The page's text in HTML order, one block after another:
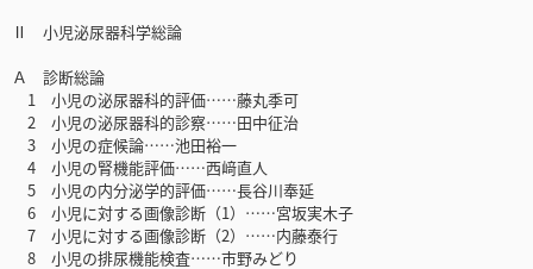
Ⅱ 小児泌尿器科学総論
Ａ 診断総論
1 小児の泌尿器科的評価……藤丸季可
2 小児の泌尿器科的診察……田中征治
3 小児の症候論……池田裕一
4 小児の腎機能評価……西﨑直人
5 小児の内分泌学的評価……長谷川奉延
6 小児に対する画像診断（1）……宮坂実木子
7 小児に対する画像診断（2）……内藤泰行
8 小児の排尿機能検査……市野みどり